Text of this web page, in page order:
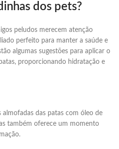
dos pets?
peludos merecem atenção
perfeito para manter a saúde e
algumas sugestões para aplicar o
proporcionando hidratação e
almofadas das patas com óleo de
também oferece um momento